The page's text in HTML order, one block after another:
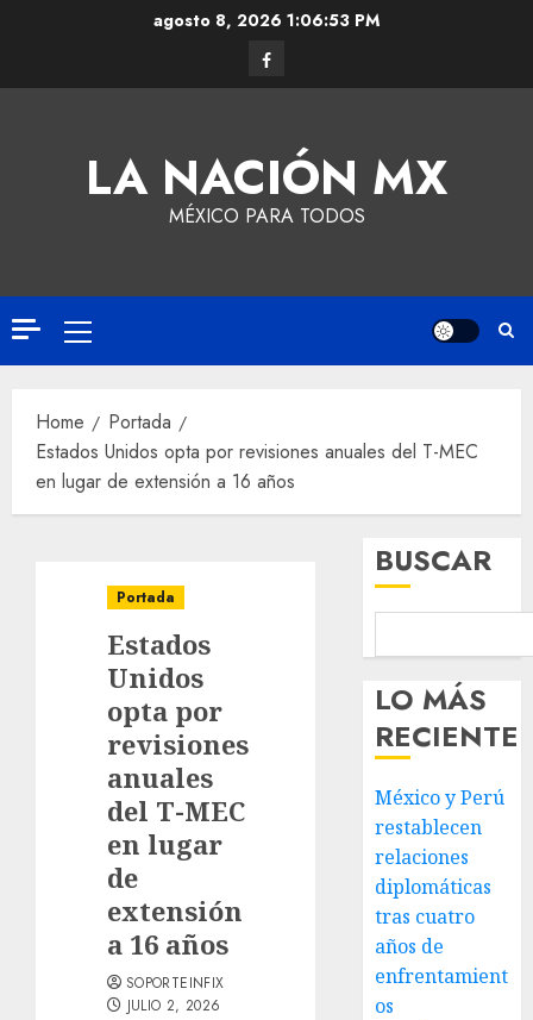
agosto 8, 2026 1:06:53 PM
LA NACIÓN MX
MÉXICO PARA TODOS
Home
Portada
Estados Unidos opta por revisiones anuales del T-MEC
en lugar de extensión a 16 años
Portada
Estados
Unidos
opta por
revisiones
anuales
del T-MEC
en lugar
de
extensión
a 16 años
SOPORTEINFIX
JULIO 2, 2026
BUSCAR
LO MÁS
RECIENTE
México y Perú
restablecen
relaciones
diplomáticas
tras cuatro
años de
enfrentamient
os